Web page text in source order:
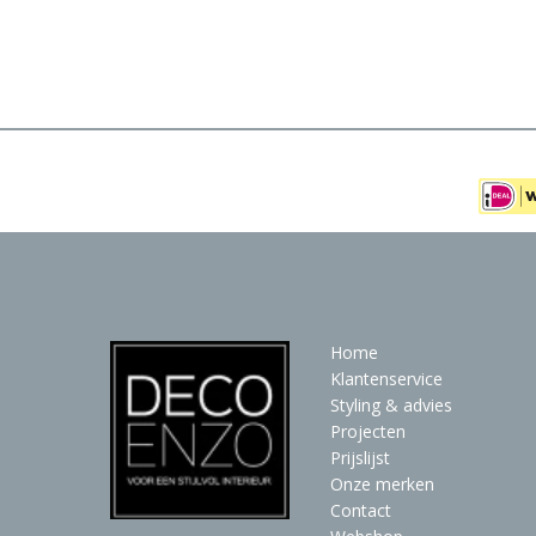
Verlichting
Home
Klantenservice
Styling & advies
Projecten
Prijslijst
Onze merken
Contact